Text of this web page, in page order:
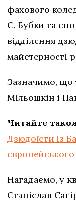
фахового
С. Бубки та
відділення
майстерності
Зазначимо, що
Мільошкін і
Читайте
Дзюдоїсти із
Нагадаємо, у
Станіслав